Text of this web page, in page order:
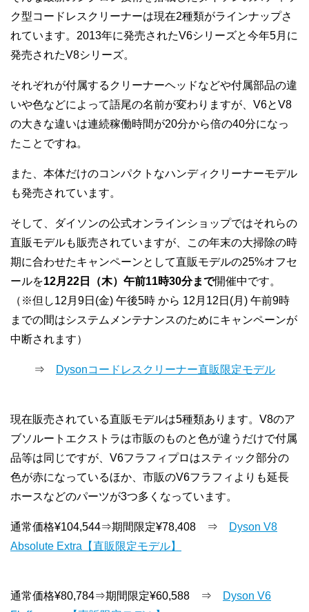
ク型コードレスクリーナーは現在2種類がラインナップさ
れています。2013年に発売されたV6シリーズと今年5月に
発売されたV8シリーズ。
それぞれが付属するクリーナーヘッドなどや付属部品の違
いや色などによって語尾の名前が変わりますが、V6とV8
の大きな違いは連続稼働時間が20分から倍の40分になっ
たことですね。
また、本体だけのコンパクトなハンディクリーナーモデル
も発売されています。
そして、ダイソンの公式オンラインショップではそれらの
直販モデルも販売されていますが、この年末の大掃除の時
期に合わせたキャンペーンとして直販モデルの25%オフセ
ールを12月22日（木）午前11時30分まで開催中です。
（※但し12月9日(金) 午後5時 から 12月12日(月) 午前9時
までの間はシステムメンテナンスのためにキャンペーンが
中断されます）
⇒ Dysonコードレスクリーナー直販限定モデル
現在販売されている直販モデルは5種類あります。V8のア
ブソルートエクストラは市販のものと色が違うだけで付属
品等は同じですが、V6フラフィプロはスティック部分の
色が赤になっているほか、市販のV6フラフィよりも延長
ホースなどのパーツが3つ多くなっています。
通常価格¥104,544⇒期間限定¥78,408 ⇒
Dyson V8
Absolute Extra【直販限定モデル】
通常価格¥80,784⇒期間限定¥60,588 ⇒
Dyson V6